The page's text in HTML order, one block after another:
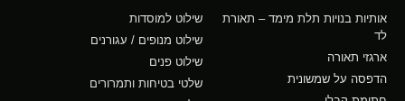
אותיות בנויות תלת מימד – תאורת
לד
ארגזי תאורה
הדפסה על שמשונית
שילוט למוסדות
שילוט מנופים / עגורנים
שילוט פנים
שלטי בטיחות ותמרורים